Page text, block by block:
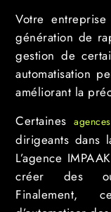
Votre
génération de
gestion de
automatisation
améliorant la
Certaines
dirigeants dans
L’agence
créer des
Finalement,